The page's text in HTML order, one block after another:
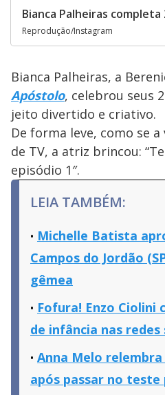
Bianca Palheiras completa
Reprodução/Instagram
Bianca Palheiras, a
Apóstolo, celebrou seus
jeito divertido e criativo.
De forma leve, como se
de TV, a atriz brincou:
episódio 1″.
LEIA TAMBÉM:
Michelle Batista
Campos do Jordão
gêmea
Fofura! Enzo Ciolini
de infância nas redes
Anna Melo
após passar no teste